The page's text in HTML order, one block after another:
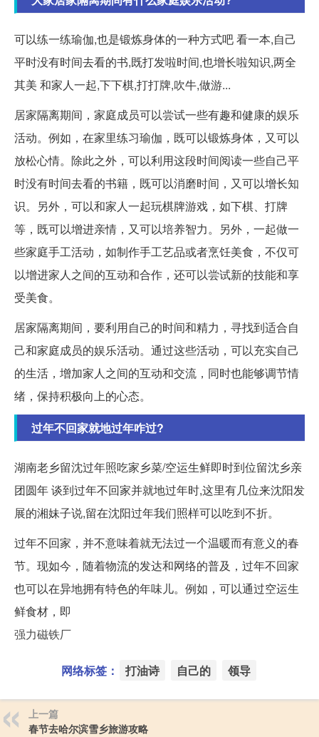
可以练一练瑜伽,也是锻炼身体的一种方式吧 看一本,自己
平时没有时间去看的书,既打发啦时间,也增长啦知识,两全
其美 和家人一起,下下棋,打打牌,吹牛,做游...
居家隔离期间，家庭成员可以尝试一些有趣和健康的娱乐
活动。例如，在家里练习瑜伽，既可以锻炼身体，又可以
放松心情。除此之外，可以利用这段时间阅读一些自己平
时没有时间去看的书籍，既可以消磨时间，又可以增长知
识。另外，可以和家人一起玩棋牌游戏，如下棋、打牌
等，既可以增进亲情，又可以培养智力。另外，一起做一
些家庭手工活动，如制作手工艺品或者烹饪美食，不仅可
以增进家人之间的互动和合作，还可以尝试新的技能和享
受美食。
居家隔离期间，要利用自己的时间和精力，寻找到适合自
己和家庭成员的娱乐活动。通过这些活动，可以充实自己
的生活，增加家人之间的互动和交流，同时也能够调节情
绪，保持积极向上的心态。
过年不回家就地过年咋过?
湖南老乡留沈过年照吃家乡菜/空运生鲜即时到位留沈乡亲
团圆年 谈到过年不回家并就地过年时,这里有几位来沈阳发
展的湘妹子说,留在沈阳过年我们照样可以吃到不折。
过年不回家，并不意味着就无法过一个温暖而有意义的春
节。现如今，随着物流的发达和网络的普及，过年不回家
也可以在异地拥有特色的年味儿。例如，可以通过空运生
鲜食材，即
强力磁铁厂
网络标签： 打油诗 自己的 领导
上一篇
春节去哈尔滨雪乡旅游攻略